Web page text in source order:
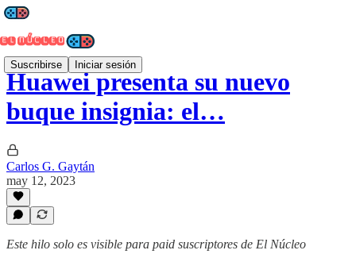
Suscribirse Iniciar sesión
Huawei presenta su nuevo
buque insignia: el…
Carlos G. Gaytán
may 12, 2023
Este hilo solo es visible para paid suscriptores de El Núcleo